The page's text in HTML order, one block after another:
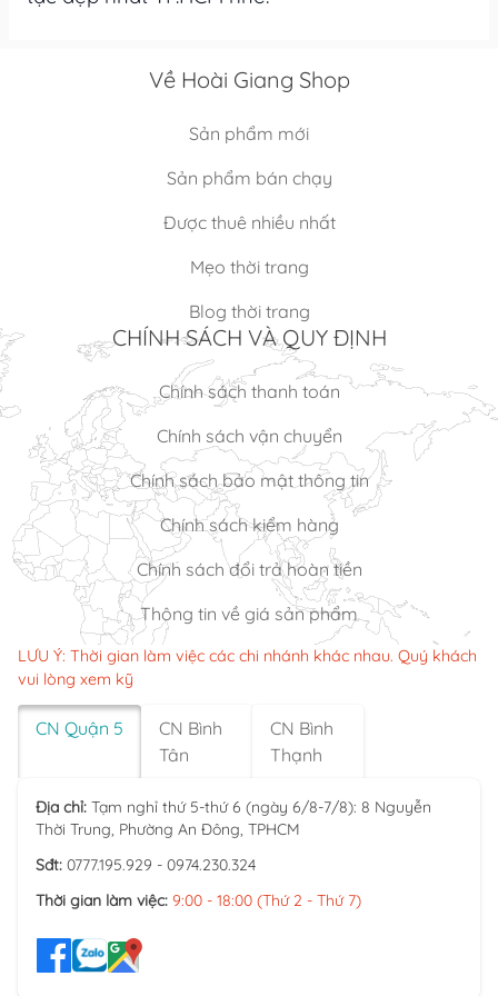
Về Hoài Giang Shop
Sản phẩm mới
Sản phẩm bán chạy
Được thuê nhiều nhất
Mẹo thời trang
Blog thời trang
CHÍNH SÁCH VÀ QUY ĐỊNH
Chính sách thanh toán
Chính sách vận chuyển
Chính sách bảo mật thông tin
Chính sách kiểm hàng
Chính sách đổi trả hoàn tiền
Thông tin về giá sản phẩm
LƯU Ý: Thời gian làm việc các chi nhánh khác nhau. Quý khách
vui lòng xem kỹ
CN Quận 5
CN Bình
Tân
CN Bình
Thạnh
Địa chỉ: Tạm nghỉ thứ 5-thứ 6 (ngày 6/8-7/8): 8 Nguyễn
Thời Trung, Phường An Đông, TPHCM
Sđt: 0777.195.929 - 0974.230.324
Thời gian làm việc: 9:00 - 18:00 (Thứ 2 - Thứ 7)